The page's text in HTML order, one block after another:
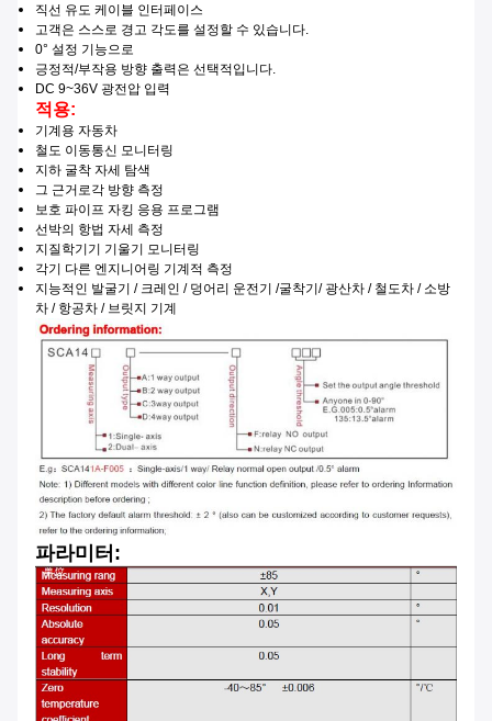
직선 유도 케이블 인터페이스
고객은 스스로 경고 각도를 설정할 수 있습니다.
0° 설정 기능으로
긍정적/부작용 방향 출력은 선택적입니다.
DC 9~36V 광전압 입력
적용:
기계용 자동차
철도 이동통신 모니터링
지하 굴착 자세 탐색
그 근거로각 방향 측정
보호 파이프 자킹 응용 프로그램
선박의 항법 자세 측정
지질학기기 기울기 모니터링
각기 다른 엔지니어링 기계적 측정
지능적인 발굴기 / 크레인 / 덩어리 운전기 /굴착기 / 광산차 / 철도차 / 소방
차 / 항공차 / 브릿지 기계
파라미터: